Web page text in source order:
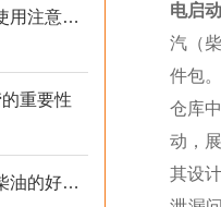
备用电源柴油发电机的安全使用注意事项
重要性
应急发电机买汽油的好还是柴油的好呢？
电启
汽（
件包。
仓库
动，
其设